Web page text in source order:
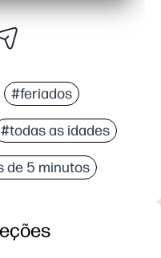
#feriados
#todas as idades
de 5 minutos